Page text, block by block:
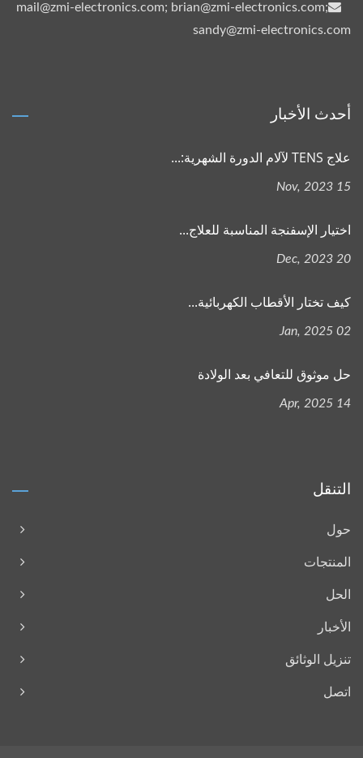
mail@zmi-electronics.com; brian@zmi-electronics.com;
sandy@zmi-electronics.com
أحدث الأخبار
علاج TENS لآلام الدورة الشهرية:...
15 Nov, 2023
اختيار الإسفنجة المناسبة للعلاج...
20 Dec, 2023
كيف تختار الأقطاب الكهربائية...
02 Jan, 2025
حل موثوق للتعافي بعد الولادة
14 Apr, 2025
التنقل
حول
المنتجات
الحل
الأخبار
تنزيل الوثائق
اتصل